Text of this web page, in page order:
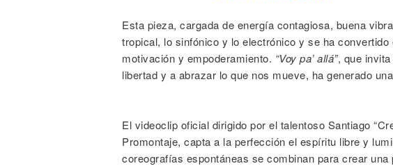
Esta pieza, cargada de energía contagiosa, buena
tropical, lo sinfónico y lo electrónico y se ha convertido
motivación y empoderamiento. “Voy pa’ allá”, que
libertad y a abrazar lo que nos mueve, ha generado
El videoclip oficial dirigido por el talentoso Santiago
Promontaje, capta a la perfección el espíritu libre y
coreografías espontáneas se combinan para crear